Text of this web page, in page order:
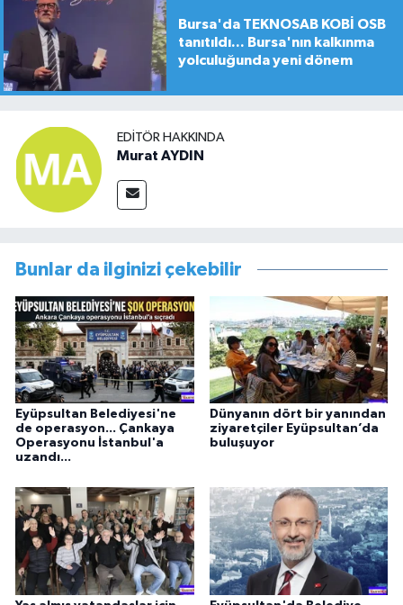
Bursa'da TEKNOSAB KOBİ OSB
tanıtıldı... Bursa'nın kalkınma
yolculuğunda yeni dönem
EDITÖR HAKKINDA
Murat AYDIN
Bunlar da ilginizi çekebilir
Eyüpsultan Belediyesi'ne
de operasyon... Çankaya
Operasyonu İstanbul'a
uzandı...
Dünyanın dört bir yanından
ziyaretçiler Eyüpsultan’da
buluşuyor